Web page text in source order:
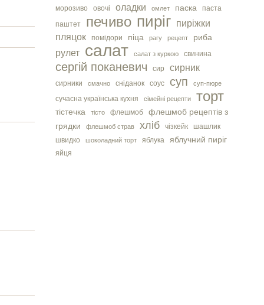
морозиво овочі оладки омлет паска
паста
паштет
печиво пиріг пиріжки
пляцок
помідори піца рагу рецепт риба
рулет салат салат з куркою свинина
сергiй поканевич сир сирник
сирники смачно сніданок соус суп суп-пюре
сучасна українська кухня сімейні рецепти торт
тістечка тісто флешмоб
флешмоб рецептів з
грядки
флешмоб страв хліб чізкейк
шашлик
швидко
шоколадний торт яблука яблучний пиріг
яйця